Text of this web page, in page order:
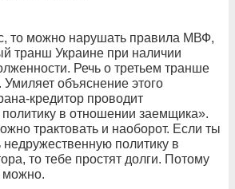
то можно нарушать правила МВФ,
транш Украине при наличии
Речь о третьем транше
объяснение этого
кредитор проводит
в отношении заемщика».
трактовать и наоборот. Если ты
политику в
то тебе простят долги. Потому
можно.